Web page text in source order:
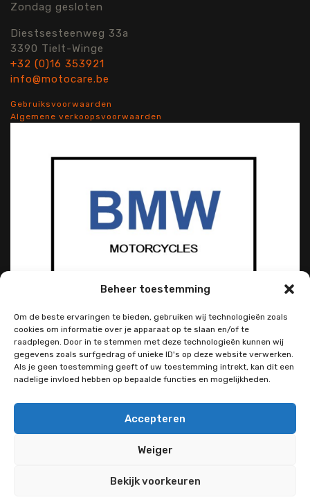
Beheer toestemming
Om de beste ervaringen te bieden, gebruiken wij technologieën zoals
cookies om informatie over je apparaat op te slaan en/of te
raadplegen. Door in te stemmen met deze technologieën kunnen wij
gegevens zoals surfgedrag of unieke ID's op deze website verwerken.
Als je geen toestemming geeft of uw toestemming intrekt, kan dit een
nadelige invloed hebben op bepaalde functies en mogelijkheden.
Accepteren
Weiger
Bekijk voorkeuren
Zondag gesloten
Diestsesteenweg 33a
3390 Tielt-Winge
+32 (0)16 353921
info@motocare.be
Gebruiksvoorwaarden
Algemene verkoopsvoorwaarden